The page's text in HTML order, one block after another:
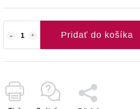
Pridať do košíka